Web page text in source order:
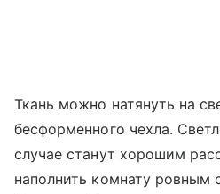
Ткань можно натянуть на
бесформенного чехла.
случае станут хорошим
наполнить комнату ровным